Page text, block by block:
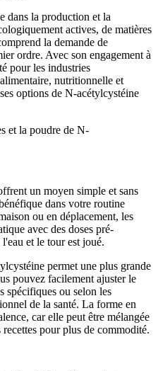
dans la production et la
actives, de matières
la demande de
ordre. Avec son engagement à
pour les industries
nutritionnelle et
options de N-acétylcystéine
et la poudre de N-
un moyen simple et sans
dans votre routine
ou en déplacement, les
avec des doses pré-
et le tour est joué.
permet une plus grande
pouvez facilement ajuster le
spécifiques ou selon les
de la santé. La forme en
car elle peut être mélangée
pour plus de commodité.